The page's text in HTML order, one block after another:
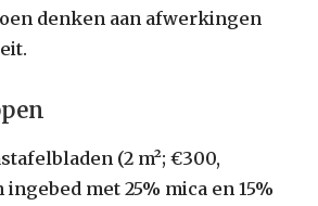
denken aan afwerkingen
(2 m²; €300,
met 25% mica en 15%